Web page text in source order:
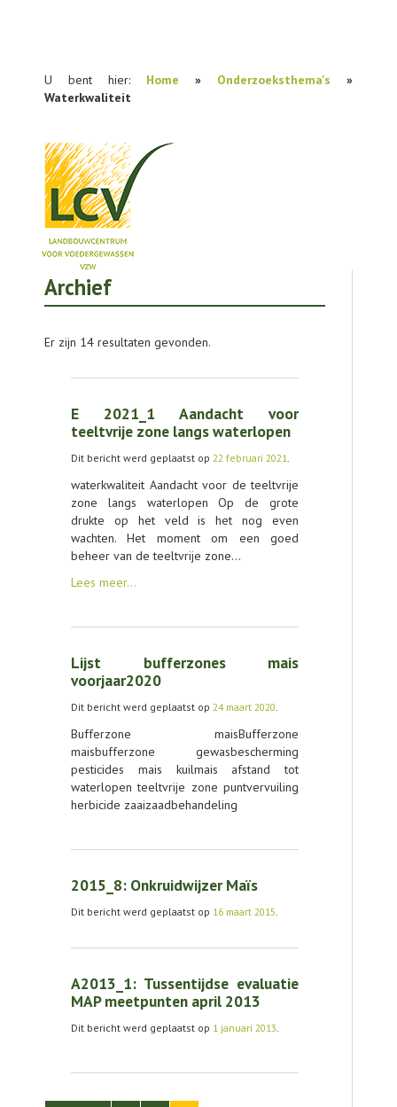
U bent hier: Home » Onderzoeksthema's »
Waterkwaliteit
NIEUWS
AGENDA
OVER LCV
CONTACT
Archief
Er zijn 14 resultaten gevonden.
E 2021_1 Aandacht voor
teeltvrije zone langs waterlopen
Dit bericht werd geplaatst op 22 februari 2021.
waterkwaliteit Aandacht voor de teeltvrije
zone langs waterlopen Op de grote
drukte op het veld is het nog even
wachten. Het moment om een goed
beheer van de teeltvrije zone…
Lees meer…
Lijst bufferzones mais
voorjaar2020
Dit bericht werd geplaatst op 24 maart 2020.
Bufferzone maisBufferzone
maisbufferzone gewasbescherming
pesticides mais kuilmais afstand tot
waterlopen teeltvrije zone puntvervuiling
herbicide zaaizaadbehandeling
2015_8: Onkruidwijzer Maïs
Dit bericht werd geplaatst op 16 maart 2015.
A2013_1: Tussentijdse evaluatie
MAP meetpunten april 2013
Dit bericht werd geplaatst op 1 januari 2013.